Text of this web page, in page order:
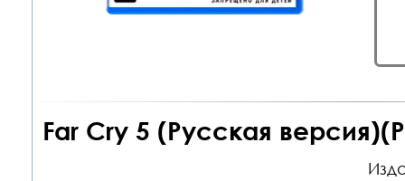
Far Cry 5 (Русская